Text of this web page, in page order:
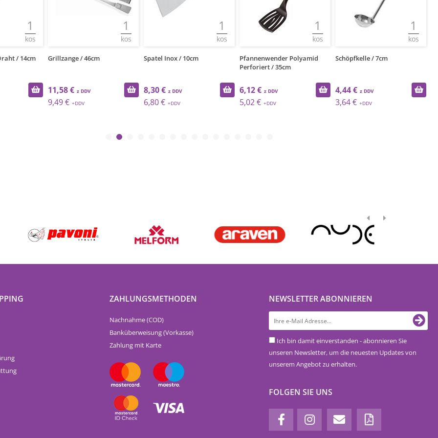
kos
/ 14cm
kos
Grillzange / 46cm
11,58 €
9,49 €
kos
Spatel Inox / 10cm
8,30 €
6,80 €
kos
Pfannenwender Polyamid
Perforiert / 35cm
6,12 €
5,02 €
kos
Schöpfkelle / 7cm
4,44 €
3,64 €
ZAHLUNGSMETHODEN
Nachnahme (COD)
Banküberweisung (Vorkasse)
Zahlung mit Karte
NEWSLETTER ABONNIEREN
Ich bin damit einverstanden - abonnieren Sie
unseren Newsletter, um die neuesten Updates von
unserem Angebot zu erhalten.
FOLGEN SIE UNS